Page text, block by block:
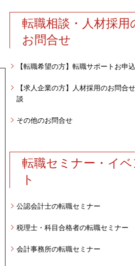
転職相談・人材採用
お問合せ
【転職希望の方】転職サポートお申
【求人企業の方】人材採用のお問合
談
その他のお問合せ
転職セミナー・イベ
ト
公認会計士の転職セミナー
税理士・科目合格者の転職セミナー
会計事務所の転職セミナー